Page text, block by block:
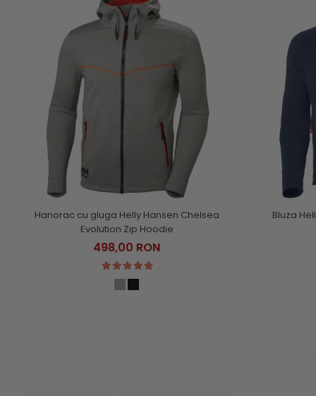
Hanorac cu gluga Helly Hansen Chelsea
Evolution Zip Hoodie
498,00 RON
Bluza